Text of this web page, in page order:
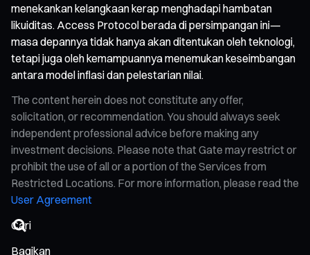
menekankan kelangkaan kerap menghadapi hambatan
likuiditas. Access Protocol berada di persimpangan ini—
masa depannya tidak hanya akan ditentukan oleh teknologi,
tetapi juga oleh kemampuannya menemukan keseimbangan
antara model inflasi dan pelestarian nilai.
The content herein does not constitute any offer,
solicitation, or recommendation. You should always seek
independent professional advice before making any
investment decisions. Please note that Gate may restrict or
prohibit the use of all or a portion of the Services from
Restricted Locations. For more information, please read the
User Agreement
Bagikan